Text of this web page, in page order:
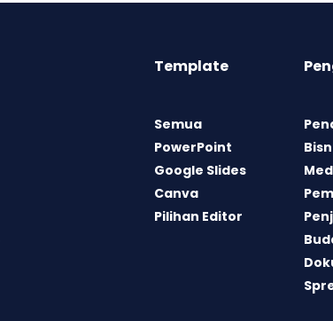
Template
Semua
PowerPoint
Google Slides
Canva
Pilihan Editor